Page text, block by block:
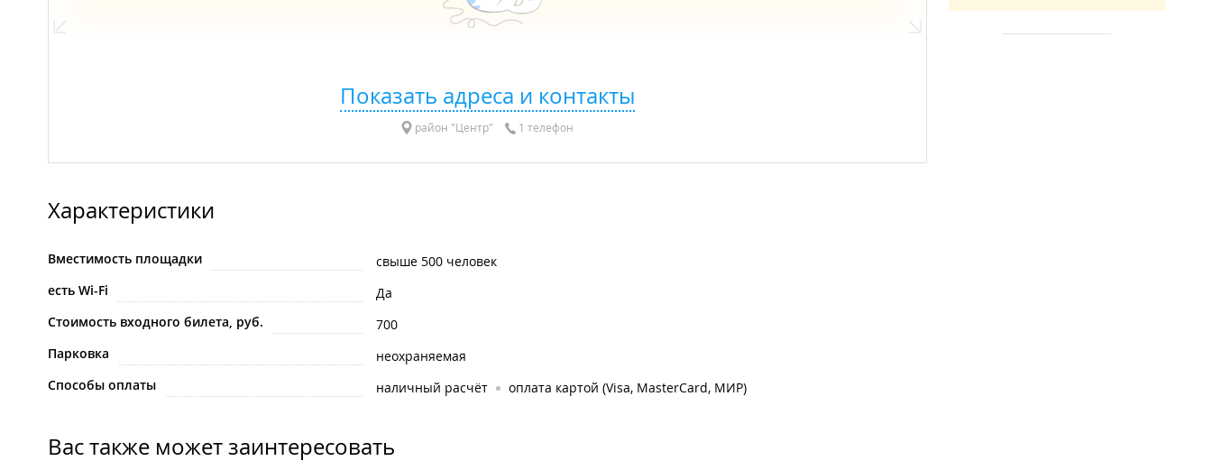
Показать адреса и контакты
район "Центр" 1 телефон
Характеристики
Вместимость площадки
свыше 500 человек
есть Wi-Fi
Да
Стоимость входного билета, руб.
700
Парковка
неохраняемая
Способы оплаты
наличный расчёт оплата картой (Visa, MasterCard, МИР)
Вас также может заинтересовать